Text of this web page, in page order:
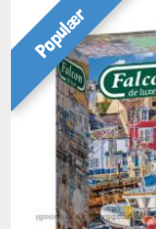
Populær